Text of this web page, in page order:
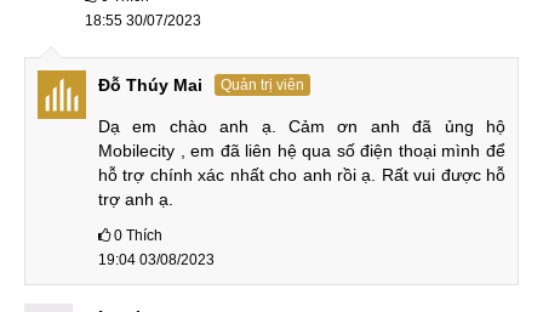
Củ sạc tặng kèm 165W
Hiện nay, rất nhiều nhà sản xuất lớn trên thế giới đều loại bỏ
hầu hết các phụ kiện kèm theo, nhưng với Red Magic 7 Pro
đạc biệt là bản Transformers bạn sẽ được sở hữu đầy đủ
mọi phụ kiện như: Củ, cáp sạc 165W, quạt tản nhiệt gắn rời,
18:55 30/07/2023
Đỗ Thúy Mai Quản trị viên
Dạ em chào anh ạ. Cảm ơn anh đã ủng hộ
Mobilecity , em đã liên hệ qua số điện thoại mình để
hỗ trợ chính xác nhất cho anh rồi ạ. Rất vui được hỗ
trợ anh ạ.
0 Thích
19:04 03/08/2023